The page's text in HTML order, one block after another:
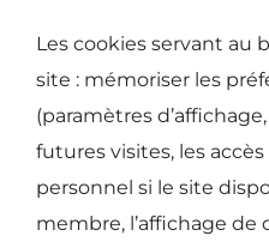
Les cookies servant
site : mémoriser les
(paramètres
futures visites, les
personnel si le site
membre, l’affichage de